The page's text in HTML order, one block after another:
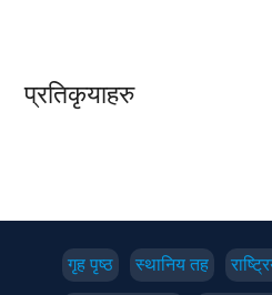
प्रतिकृयाहरु
गृह पृष्‍ठ स्थानिय तह